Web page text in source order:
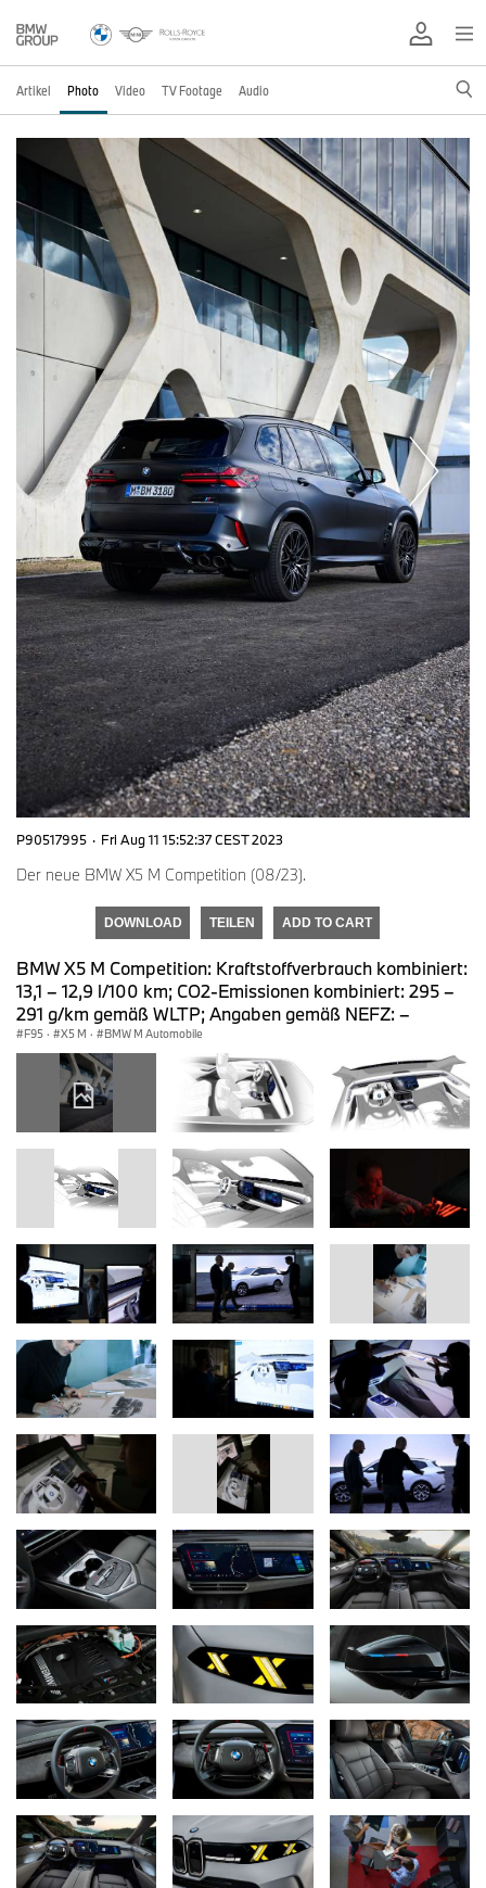
Artikel Photo Video TV Footage Audio
P90517995 · Fri Aug 11 15:52:37 CEST 2023
Der neue BMW X5 M Competition (08/23).
DOWNLOAD TEILEN ADD TO CART
BMW X5 M Competition: Kraftstoffverbrauch kombiniert:
13,1 – 12,9 l/100 km; CO2-Emissionen kombiniert: 295 –
291 g/km gemäß WLTP; Angaben gemäß NEFZ: –
F95 · X5 M · BMW M Automobile